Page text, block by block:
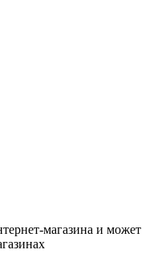
магазина и может